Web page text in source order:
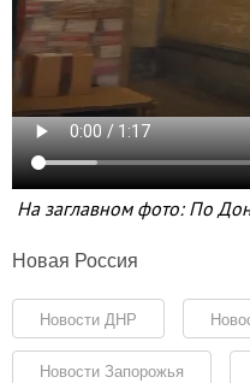
На заглавном фото: По
Новая Россия
Новости ДНР
Новости Запорожья